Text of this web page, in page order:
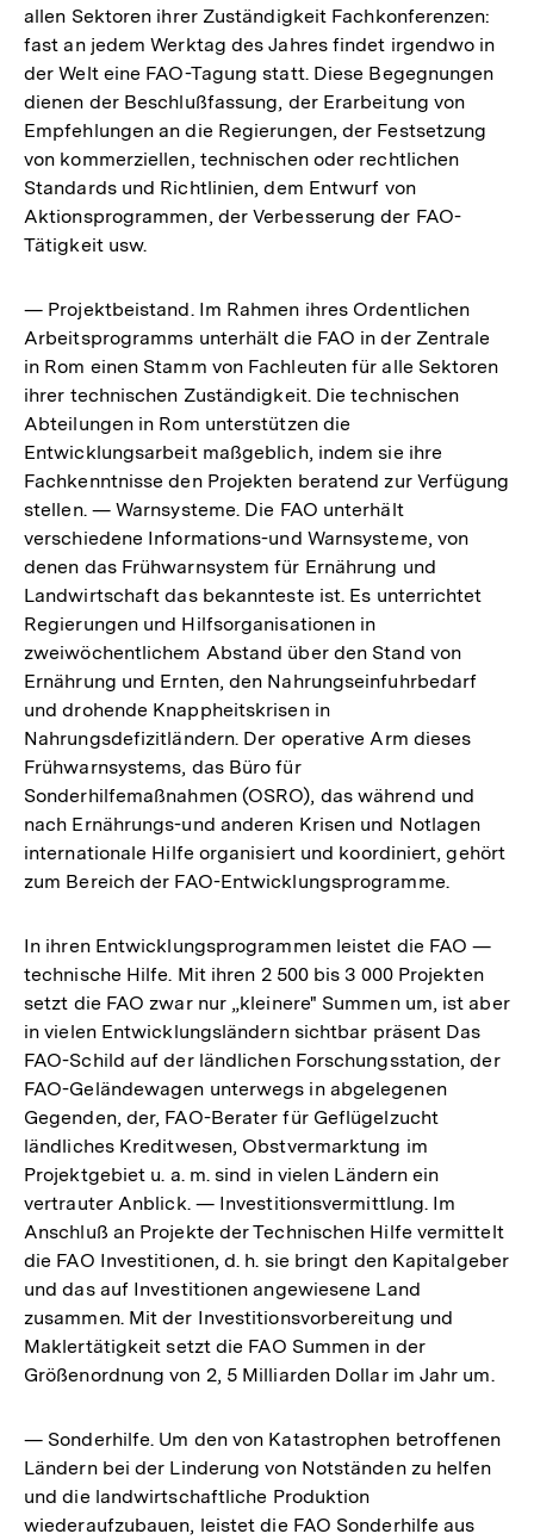
allen Sektoren ihrer Zuständigkeit Fachkonferenzen:
fast an jedem Werktag des Jahres findet irgendwo in
der Welt eine FAO-Tagung statt. Diese Begegnungen
dienen der Beschlußfassung, der Erarbeitung von
Empfehlungen an die Regierungen, der Festsetzung
von kommerziellen, technischen oder rechtlichen
Standards und Richtlinien, dem Entwurf von
Aktionsprogrammen, der Verbesserung der FAO-
Tätigkeit usw.
— Projektbeistand. Im Rahmen ihres Ordentlichen
Arbeitsprogramms unterhält die FAO in der Zentrale
in Rom einen Stamm von Fachleuten für alle Sektoren
ihrer technischen Zuständigkeit. Die technischen
Abteilungen in Rom unterstützen die
Entwicklungsarbeit maßgeblich, indem sie ihre
Fachkenntnisse den Projekten beratend zur Verfügung
stellen. — Warnsysteme. Die FAO unterhält
verschiedene Informations-und Warnsysteme, von
denen das Frühwarnsystem für Ernährung und
Landwirtschaft das bekannteste ist. Es unterrichtet
Regierungen und Hilfsorganisationen in
zweiwöchentlichem Abstand über den Stand von
Ernährung und Ernten, den Nahrungseinfuhrbedarf
und drohende Knappheitskrisen in
Nahrungsdefizitländern. Der operative Arm dieses
Frühwarnsystems, das Büro für
Sonderhilfemaßnahmen (OSRO), das während und
nach Ernährungs-und anderen Krisen und Notlagen
internationale Hilfe organisiert und koordiniert, gehört
zum Bereich der FAO-Entwicklungsprogramme.
In ihren Entwicklungsprogrammen leistet die FAO —
technische Hilfe. Mit ihren 2 500 bis 3 000 Projekten
setzt die FAO zwar nur „kleinere" Summen um, ist aber
in vielen Entwicklungsländern sichtbar präsent Das
FAO-Schild auf der ländlichen Forschungsstation, der
FAO-Geländewagen unterwegs in abgelegenen
Gegenden, der, FAO-Berater für Geflügelzucht
ländliches Kreditwesen, Obstvermarktung im
Projektgebiet u. a. m. sind in vielen Ländern ein
vertrauter Anblick. — Investitionsvermittlung. Im
Anschluß an Projekte der Technischen Hilfe vermittelt
die FAO Investitionen, d. h. sie bringt den Kapitalgeber
und das auf Investitionen angewiesene Land
zusammen. Mit der Investitionsvorbereitung und
Maklertätigkeit setzt die FAO Summen in der
Größenordnung von 2, 5 Milliarden Dollar im Jahr um.
— Sonderhilfe. Um den von Katastrophen betroffenen
Ländern bei der Linderung von Notständen zu helfen
und die landwirtschaftliche Produktion
wiederaufzubauen, leistet die FAO Sonderhilfe aus